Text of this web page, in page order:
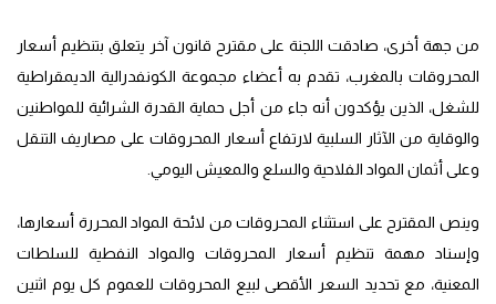
من جهة أخرى، صادقت اللجنة على مقترح قانون آخر يتعلق بتنظيم أسعار
المحروقات بالمغرب، تقدم به أعضاء مجموعة الكونفدرالية الديمقراطية
للشغل، الذين يؤكدون أنه جاء من أجل حماية القدرة الشرائية للمواطنين
والوقاية من الآثار السلبية لارتفاع أسعار المحروقات على مصاريف التنقل
وعلى أثمان المواد الفلاحية والسلع والمعيش اليومي.
وينص المقترح على استثناء المحروقات من لائحة المواد المحررة أسعارها،
وإسناد مهمة تنظيم أسعار المحروقات والمواد النفطية للسلطات
المعنية، مع تحديد السعر الأقصى لبيع المحروقات للعموم كل يوم اثنين